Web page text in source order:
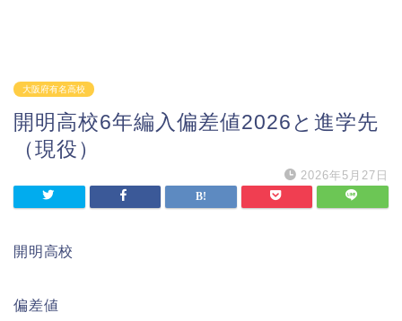
大阪府有名高校
開明高校6年編入偏差値2026と進学先
（現役）
2026年5月27日
開明高校
偏差値